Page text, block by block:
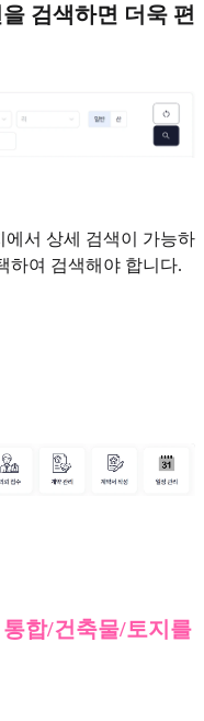
검색하면 더욱 편
서 상세 검색이 가능하
하여 검색해야 합니다.
합/건축물/토지를